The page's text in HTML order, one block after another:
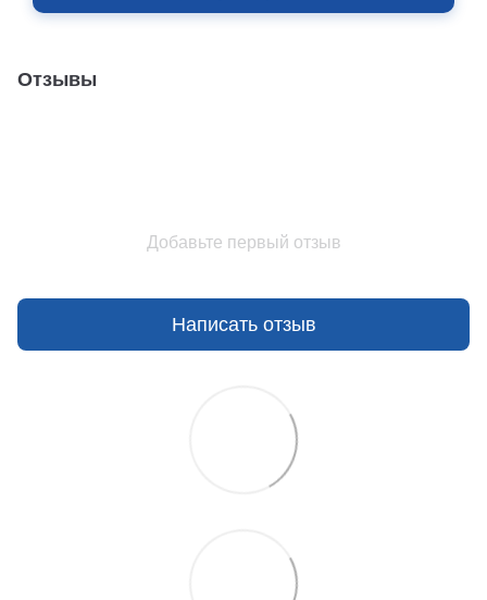
Отзывы
Добавьте первый отзыв
Написать отзыв